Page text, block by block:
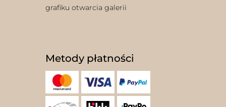
grafiku otwarcia galerii
Metody płatności